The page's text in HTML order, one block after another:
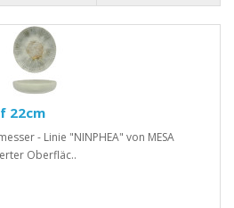
22cm
- Linie "NINPHEA" von MESA
Oberfläc..